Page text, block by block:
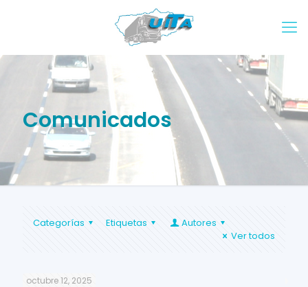
Comunicados
Categorías Etiquetas
Autores
Ver todos
octubre 12, 2025